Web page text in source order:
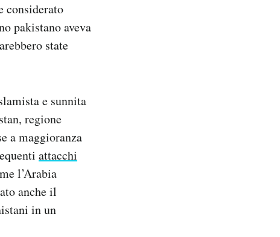
considerato
pakistano aveva
state
e sunnita
regione
a maggioranza
attacchi
l’Arabia
anche il
in un